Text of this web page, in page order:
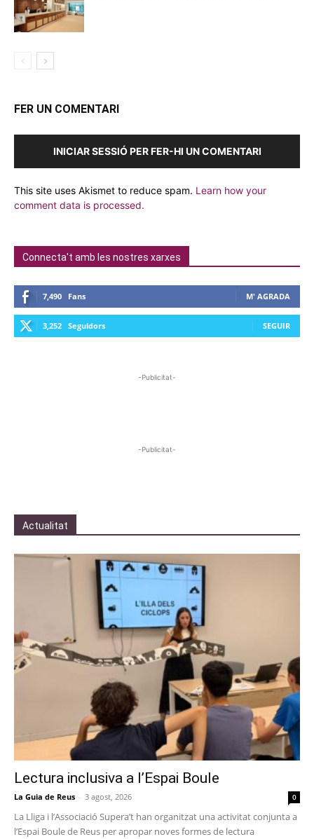
FER UN COMENTARI
INICIAR SESSIÓ PER FER-HI UN COMENTARI
This site uses Akismet to reduce spam. Learn how your
comment data is processed.
Connecta't amb les nostres xarxes
7,490 Fans M' AGRADA
3,252 Seguidors SEGUIR
-Publicitat-
-Publicitat-
Actualitat
Lectura inclusiva a l’Espai Boule
La Guia de Reus - 3 agost, 2026 0
La Lliga i l’Associació Supera’t han organitzat una activitat conjunta a
l’Espai Boule de Reus per apropar noves formes de lectura